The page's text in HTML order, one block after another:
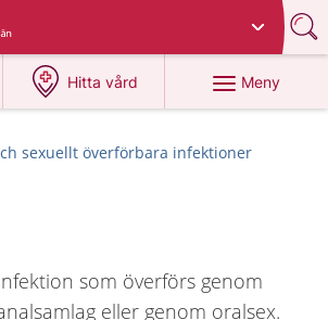
region
Hitta vård
på 1177.se
Meny
sexuellt överförbara infektioner
som överförs genom
eller genom oralsex.